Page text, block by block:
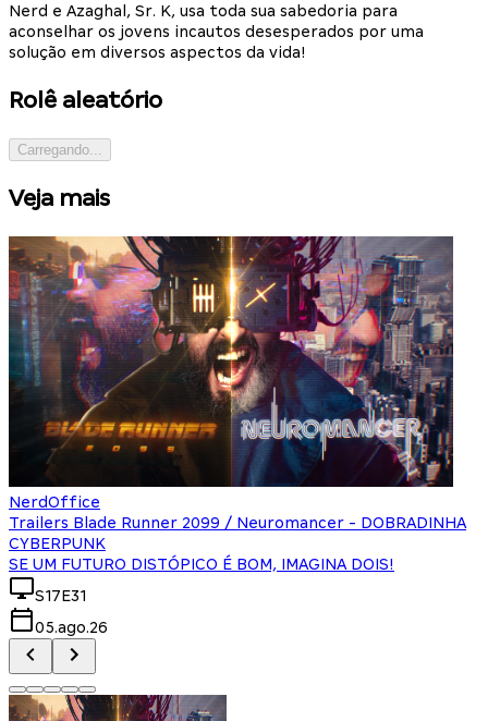
Nerd e Azaghal, Sr. K, usa toda sua sabedoria para
aconselhar os jovens incautos desesperados por uma
solução em diversos aspectos da vida!
Rolê aleatório
Carregando...
Veja mais
NerdOffice
Trailers Blade Runner 2099 / Neuromancer - DOBRADINHA
CYBERPUNK
SE UM FUTURO DISTÓPICO É BOM, IMAGINA DOIS!
S17E31
05.ago.26